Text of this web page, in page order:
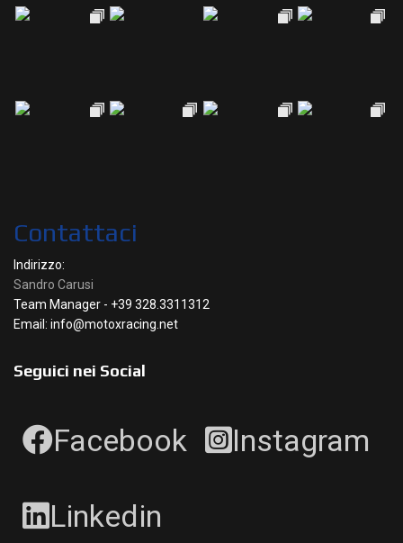
Contattaci
Indirizzo:
Sandro Carusi
Team Manager - +39 328.3311312
Email: info@motoxracing.net
Seguici nei Social
Facebook Instagram
Linkedin